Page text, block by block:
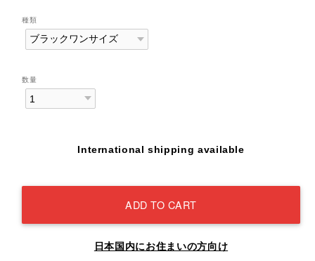
種類
数量
International shipping available
ADD TO CART
日本国内にお住まいの方向け